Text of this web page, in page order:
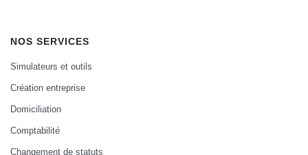
NOS SERVICES
Simulateurs et outils
Création entreprise
Domiciliation
Comptabilité
Changement de statuts